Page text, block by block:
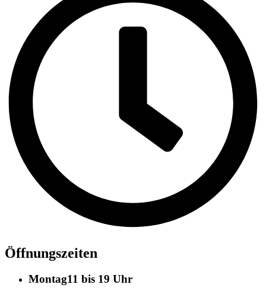
Öffnungszeiten
Montag11 bis 19 Uhr